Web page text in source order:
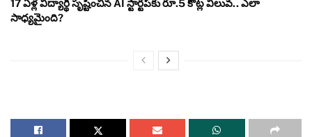
17 ఏళ్ల విద్యార్థి సృష్టించిన AI స్టార్టప్‌కు రూ.5 కోట్ల విలువ.. ఎలా
సాధ్యమైంది?